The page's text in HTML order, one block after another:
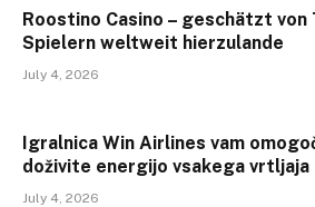
Roostino Casino – geschätzt von
Spielern weltweit hierzulande
July 4, 2026
Igralnica Win Airlines vam
doživite energijo vsakega vrtljaja
July 4, 2026